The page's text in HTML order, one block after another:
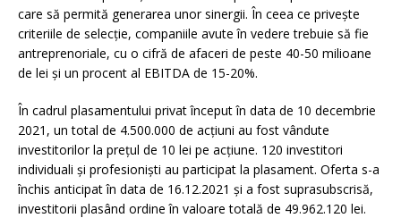
care să permită generarea unor sinergii. În ceea ce privește
criteriile de selecție, companiile avute în vedere trebuie să fie
antreprenoriale, cu o cifră de afaceri de peste 40-50 milioane
de lei și un procent al EBITDA de 15-20%.
În cadrul plasamentului privat început în data de 10 decembrie
2021, un total de 4.500.000 de acțiuni au fost vândute
investitorilor la prețul de 10 lei pe acțiune. 120 investitori
individuali și profesioniști au participat la plasament. Oferta s-a
închis anticipat în data de 16.12.2021 și a fost suprasubscrisă,
investitorii plasând ordine în valoare totală de 49.962.120 lei.